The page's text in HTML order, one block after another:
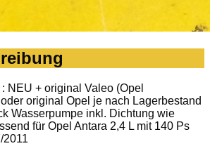
NEU + original Valeo (Opel
original Opel je nach Lagerbestand
Wasserpumpe inkl. Dichtung wie
für Opel Antara 2,4 L mit 140 Ps
2011